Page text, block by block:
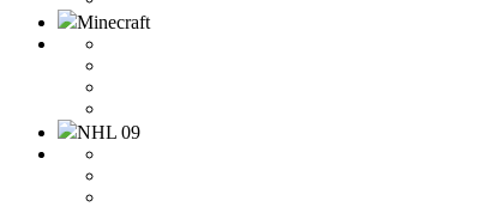
Minecraft
NHL 09